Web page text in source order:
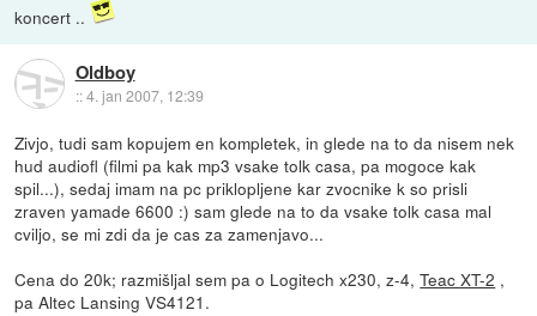
koncert ..
Oldboy
::4. jan 2007, 12:39
Zivjo, tudi sam kopujem en kompletek, in glede na to da nisem nek
hud audiofl (filmi pa kak mp3 vsake tolk casa, pa mogoce kak
spil...), sedaj imam na pc priklopljene kar zvocnike k so prisli
zraven yamade 6600 :) sam glede na to da vsake tolk casa mal
cviljo, se mi zdi da je cas za zamenjavo...
Cena do 20k; razmišljal sem pa o Logitech x230, z-4,Teac XT-2 ,
pa Altec Lansing VS4121.